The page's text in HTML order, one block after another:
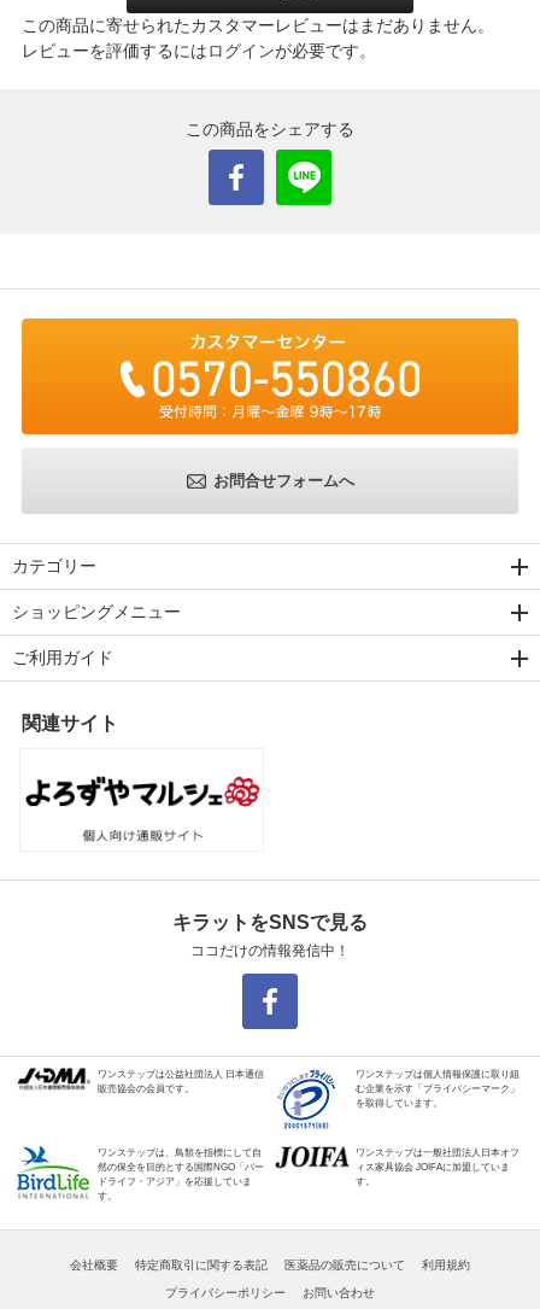
この商品に寄せられたカスタマーレビューはまだありません。
レビューを評価するにはログインが必要です。
この商品をシェアする
お問合せフォームへ
カテゴリー
ショッピングメニュー
ご利用ガイド
関連サイト
キラットをSNSで見る
ココだけの情報発信中！
ワンステップは公益社団法人 日本通信
販売協会の会員です。
ワンステップは個人情報保護に取り組
む企業を示す「プライバシーマーク」
を取得しています。
ワンステップは、鳥類を指標にして自
然の保全を目的とする国際NGO「バー
ドライフ・アジア」を応援していま
す。
ワンステップは一般社団法人日本オフ
ィス家具協会 JOIFAに加盟していま
す。
会社概要 特定商取引に関する表記 医薬品の販売について 利用規約
プライバシーポリシー お問い合わせ